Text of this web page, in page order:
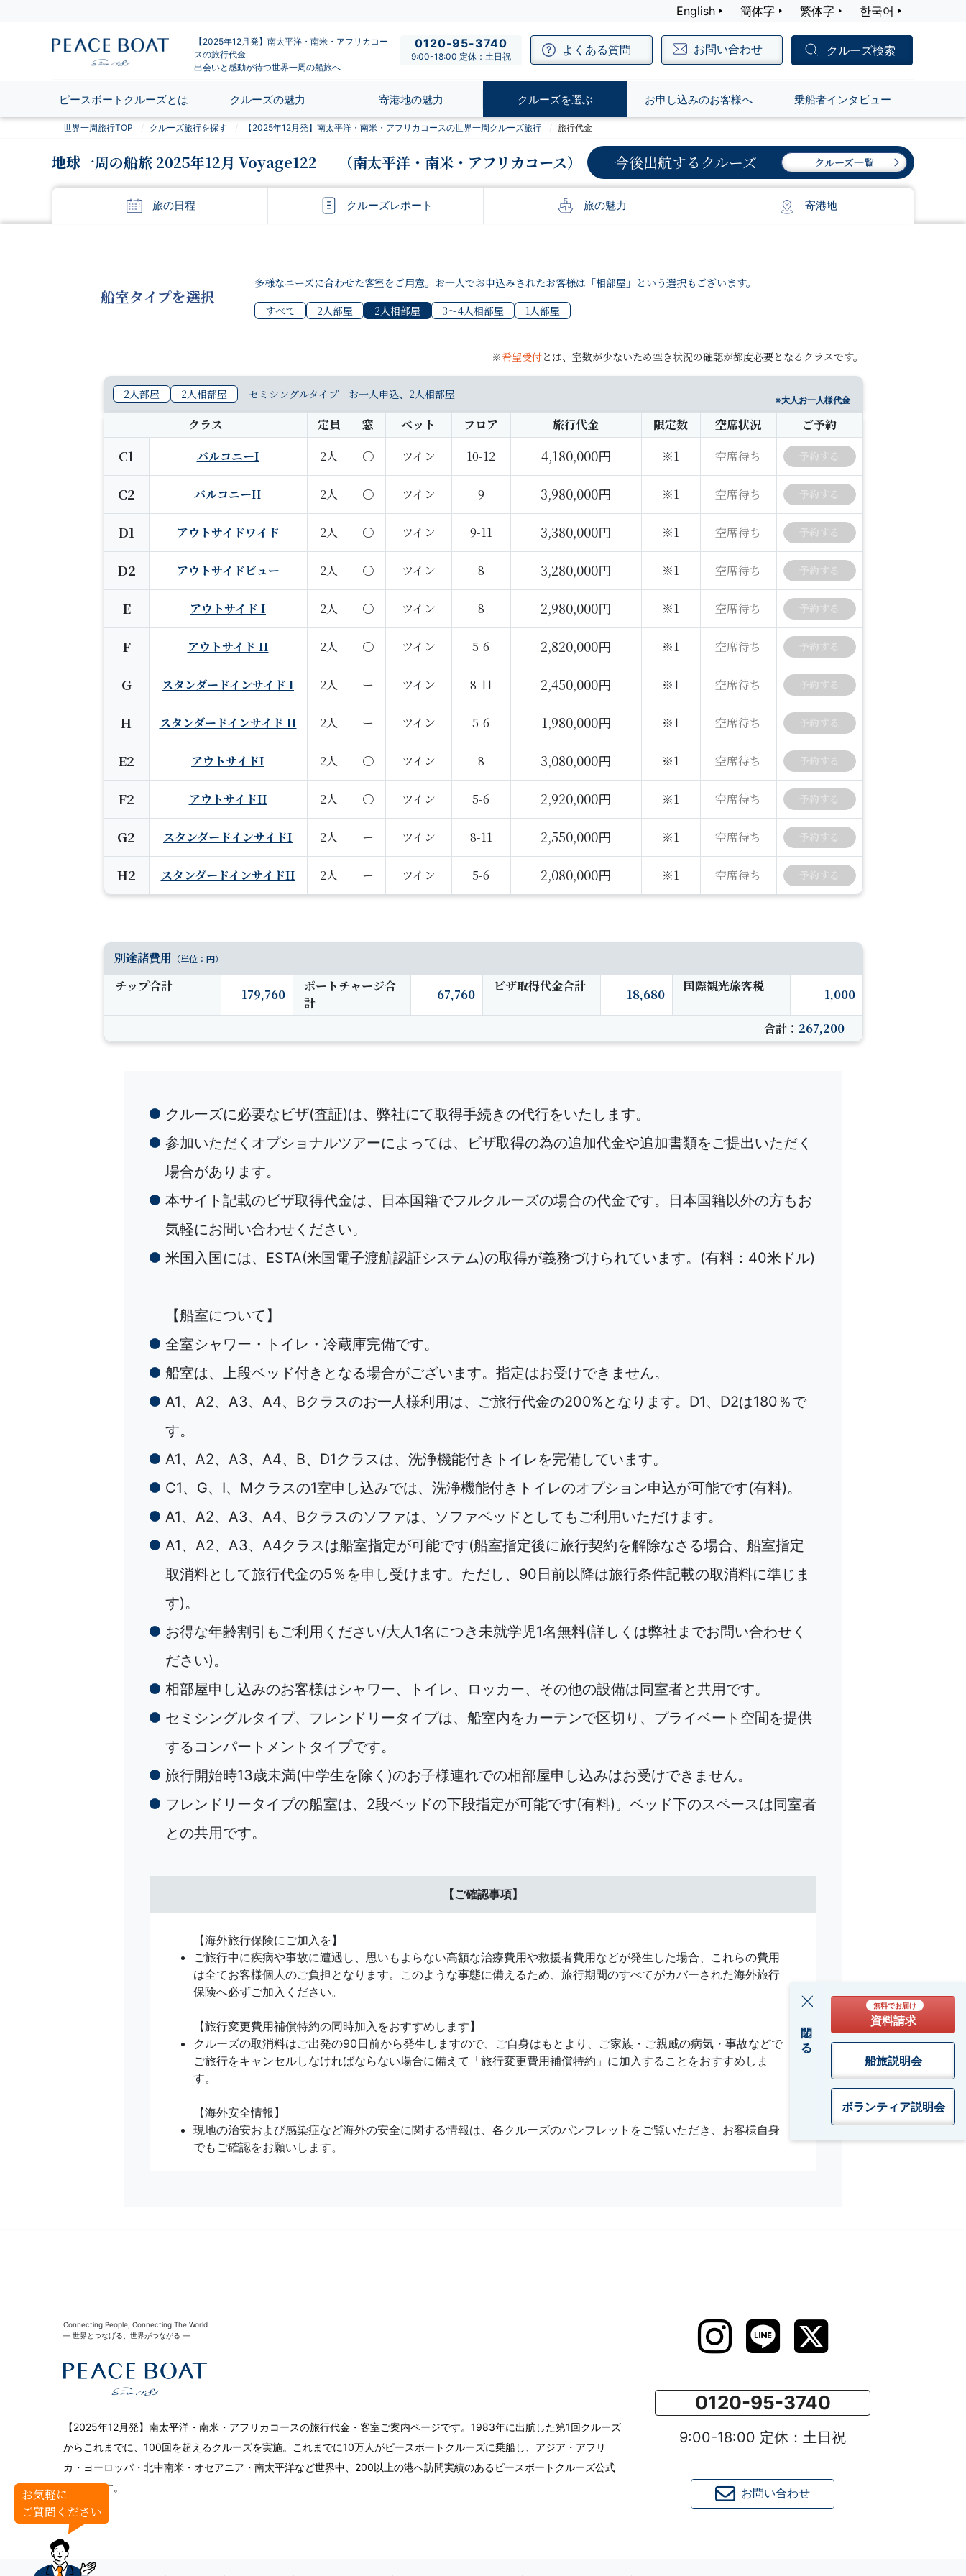
English 簡体字 繁体字 한국어
【2025年12月発】南太平洋・南米・アフリカコー
スの旅行代金
出会いと感動が待つ世界一周の船旅へ
0120-95-3740
9:00-18:00 定休：土日祝 よくある質問 お問い合わせ クルーズ検索
ピースボートクルーズとは クルーズの魅力 寄港地の魅力 クルーズを選ぶ お申し込みのお客様へ 乗船者インタビュー
閉じる
無料でお届け
資料請求
船旅説明会
ボランティア説明会
お気軽に
ご質問ください
世界一周旅行TOP クルーズ旅行を探す 【2025年12月発】南太平洋・南米・アフリカコースの世界一周クルーズ旅行 旅行代金
今後出航するクルーズ クルーズ一覧
地球一周の船旅 2025年12月 Voyage122 （南太平洋・南米・アフリカコース）
旅の日程 クルーズレポート 旅の魅力 寄港地
船室タイプを選択
多様なニーズに合わせた客室をご用意。お一人でお申込みされたお客様は「相部屋」という選択もございます。
すべて
2人部屋 2人相部屋 3〜4人相部屋 1人部屋
※希望受付とは、室数が少ないため空き状況の確認が都度必要となるクラスです。
2人部屋 2人相部屋 セミシングルタイプ｜お一人申込、2人相部屋 ※大人お一人様代金
クラス 定員 窓 ベット フロア 旅行代金 限定数 空席状況 ご予約
C1 バルコニーI 2人 〇 ツイン 10-12 4,180,000円 ※1 空席待ち
C2 バルコニーII 2人 〇 ツイン 9 3,980,000円 ※1 空席待ち
D1 アウトサイドワイド 2人 〇 ツイン 9-11 3,380,000円 ※1 空席待ち
D2 アウトサイドビュー 2人 〇 ツイン 8 3,280,000円 ※1 空席待ち
E アウトサイド I 2人 〇 ツイン 8 2,980,000円 ※1 空席待ち
F アウトサイド II 2人 〇 ツイン 5-6 2,820,000円 ※1 空席待ち
G スタンダードインサイド I 2人 ー ツイン 8-11 2,450,000円 ※1 空席待ち
H スタンダードインサイド II 2人 ー ツイン 5-6 1,980,000円 ※1 空席待ち
E2 アウトサイドI 2人 〇 ツイン 8 3,080,000円 ※1 空席待ち
F2 アウトサイドII 2人 〇 ツイン 5-6 2,920,000円 ※1 空席待ち
G2 スタンダードインサイドI 2人 ー ツイン 8-11 2,550,000円 ※1 空席待ち
H2 スタンダードインサイドII 2人 ー ツイン 5-6 2,080,000円 ※1 空席待ち
別途諸費用 （単位：円）
チップ合計
179,760
ポートチャージ合
計
67,760
ビザ取得代金合計
18,680
国際観光旅客税
1,000
合計： 267,200
クルーズに必要なビザ(査証)は、弊社にて取得手続きの代行をいたします。
参加いただくオプショナルツアーによっては、ビザ取得の為の追加代金や追加書類をご提出いただく
場合があります。
本サイト記載のビザ取得代金は、日本国籍でフルクルーズの場合の代金です。日本国籍以外の方もお
気軽にお問い合わせください。
米国入国には、ESTA(米国電子渡航認証システム)の取得が義務づけられています。(有料：40米ドル)
【船室について】
全室シャワー・トイレ・冷蔵庫完備です。
船室は、上段ベッド付きとなる場合がございます。指定はお受けできません。
A1、A2、A3、A4、Bクラスのお一人様利用は、ご旅行代金の200%となります。D1、D2は180％で
す。
A1、A2、A3、A4、B、D1クラスは、洗浄機能付きトイレを完備しています。
C1、G、I、Mクラスの1室申し込みでは、洗浄機能付きトイレのオプション申込が可能です(有料)。
A1、A2、A3、A4、Bクラスのソファは、ソファベッドとしてもご利用いただけます。
A1、A2、A3、A4クラスは船室指定が可能です(船室指定後に旅行契約を解除なさる場合、船室指定
取消料として旅行代金の5％を申し受けます。ただし、90日前以降は旅行条件記載の取消料に準じま
す)。
お得な年齢割引もご利用ください/大人1名につき未就学児1名無料(詳しくは弊社までお問い合わせく
ださい)。
相部屋申し込みのお客様はシャワー、トイレ、ロッカー、その他の設備は同室者と共用です。
セミシングルタイプ、フレンドリータイプは、船室内をカーテンで区切り、プライベート空間を提供
するコンパートメントタイプです。
旅行開始時13歳未満(中学生を除く)のお子様連れでの相部屋申し込みはお受けできません。
フレンドリータイプの船室は、2段ベッドの下段指定が可能です(有料)。ベッド下のスペースは同室者
との共用です。
【ご確認事項】
【海外旅行保険にご加入を】
ご旅行中に疾病や事故に遭遇し、思いもよらない高額な治療費用や救援者費用などが発生した場合、これらの費用
は全てお客様個人のご負担となります。このような事態に備えるため、旅行期間のすべてがカバーされた海外旅行
保険へ必ずご加入ください。
【旅行変更費用補償特約の同時加入をおすすめします】
クルーズの取消料はご出発の90日前から発生しますので、ご自身はもとより、ご家族・ご親戚の病気・事故などで
ご旅行をキャンセルしなければならない場合に備えて「旅行変更費用補償特約」に加入することをおすすめしま
す。
【海外安全情報】
現地の治安および感染症など海外の安全に関する情報は、各クルーズのパンフレットをご覧いただき、お客様自身
でもご確認をお願いします。
0120-95-3740
9:00-18:00 定休：土日祝
お問い合わせ
Connecting People, Connecting The World
― 世界とつなげる、世界がつながる ―
【2025年12月発】南太平洋・南米・アフリカコースの旅行代金・客室ご案内ページです。1983年に出航した第1回クルーズ
からこれまでに、100回を超えるクルーズを実施。これまでに10万人がピースボートクルーズに乗船し、アジア・アフリ
カ・ヨーロッパ・北中南米・オセアニア・南太平洋など世界中、200以上の港へ訪問実績のあるピースボートクルーズ公式
サイトです。